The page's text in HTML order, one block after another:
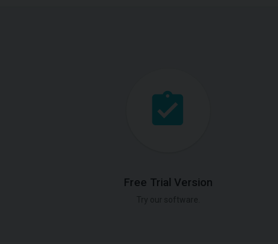
Free Trial Version